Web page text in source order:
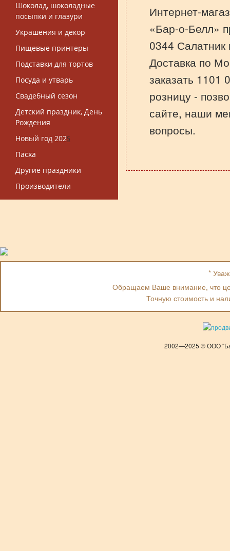
Шоколад, шоколадные
посыпки и глазури
Украшения и декор
Пищевые принтеры
Подставки для тортов
Посуда и утварь
Свадебный сезон
Детский праздник, День
Рождения
Новый год 2025
Пасха
Другие праздники
Производители
Интернет-
«Бар-о-Белл»
0344
Доставка по
заказать 1101
розницу -
сайте, наши
вопросы.
*
Обращаем Ваше внимание, что
Точную стоимость и
2002—2025 © ООО